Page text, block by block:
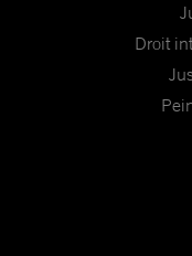
Droit